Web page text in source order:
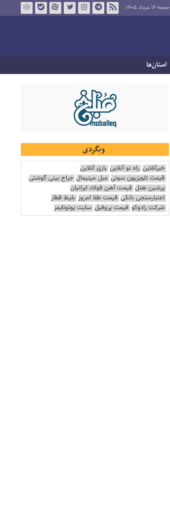
جمعه ۱۶ مرداد ۱۴۰۵
استان‌ها
وبگردی
خبرآنلاین راه نو آنلاین بازی آنلاین
قیمت تلویزیون سونی مبل مینیمال جراح بینی گوشتی
پرشین هتل قیمت آهن فولاد ایرانیان
اعتبارسنجی بانکی قیمت طلا امروز بلیط قطار
شرکت رادوکو قیمت پروفیل سایت یوتوتایمز